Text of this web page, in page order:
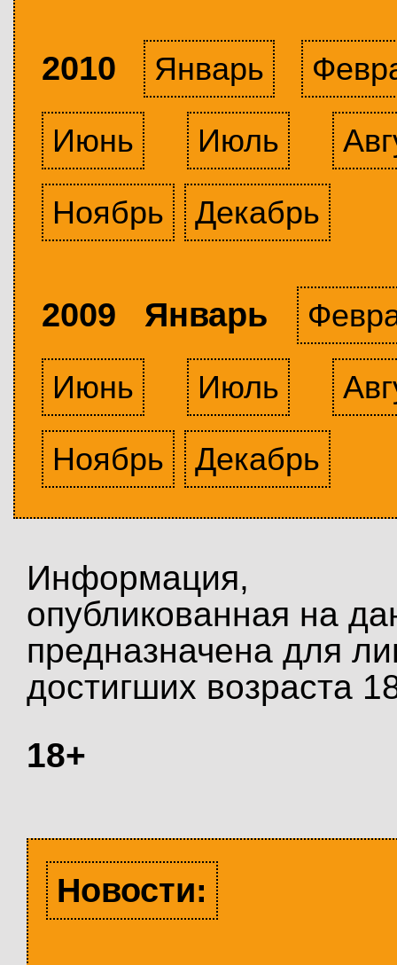
2010 Январь
Июнь
Июль
Ноябрь
Декабрь
2009 Январь
Июнь
Июль
Ноябрь
Декабрь
Информация,
опубликованная на
предназначена для
достигших возраста
18+
Новости: